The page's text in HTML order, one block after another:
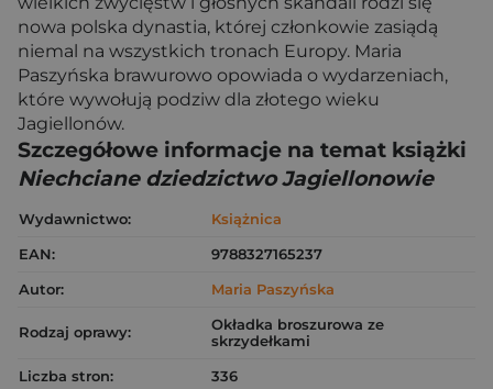
nowa polska dynastia, której członkowie zasiądą
niemal na wszystkich tronach Europy. Maria
Paszyńska brawurowo opowiada o wydarzeniach,
które wywołują podziw dla złotego wieku
Jagiellonów.
Szczegółowe informacje na temat książki
Niechciane dziedzictwo Jagiellonowie
Wydawnictwo:
Książnica
EAN:
9788327165237
Autor:
Maria Paszyńska
Rodzaj oprawy:
Okładka broszurowa ze
skrzydełkami
Liczba stron:
336